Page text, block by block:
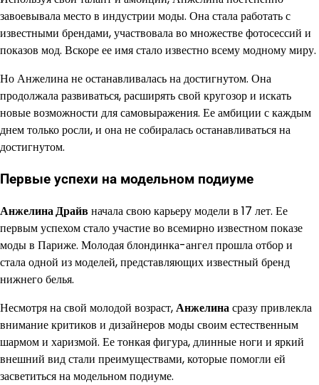
завоевывала место в индустрии моды. Она стала работать с
известными брендами, участвовала во множестве фотосессий и
показов мод. Вскоре ее имя стало известно всему модному миру.
Но Анжелина не останавливалась на достигнутом. Она
продолжала развиваться, расширять свой кругозор и искать
новые возможности для самовыражения. Ее амбиции с каждым
днем только росли, и она не собиралась останавливаться на
достигнутом.
Первые успехи на модельном подиуме
Анжелина Драйвначала свою карьеру модели в 17 лет. Ее
первым успехом стало участие во всемирно известном показе
моды в Париже. Молодая блондинка-ангел прошла отбор и
стала одной из моделей, представляющих известный бренд
нижнего белья.
Несмотря на свой молодой возраст,Анжелинасразу привлекла
внимание критиков и дизайнеров моды своим естественным
шармом и харизмой. Ее тонкая фигура, длинные ноги и яркий
внешний вид стали преимуществами, которые помогли ей
засветиться на модельном подиуме.